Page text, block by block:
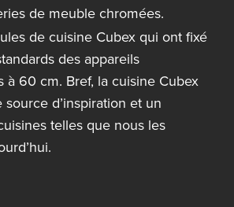
de meuble chromées.
de cuisine Cubex qui ont fixé
des appareils
à 60 cm. Bref, la cuisine Cubex
d’inspiration et un
telles que nous les